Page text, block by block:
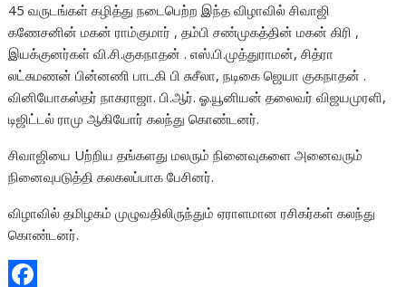
45 வருடங்கள் கழித்து நடைபெற்ற இந்த விழாவில் சிவாஜி
கணேசனின் மகன் ராம்குமார் , தம்பி சண்முகத்தின் மகன் கிரி ,
இயக்குனர்கள் வி.சி.குகநாதன் . எஸ்.பி.முத்துராமன், சித்ரா
லட்சுமணன் பின்னணி பாடகி பி சுசீலா, நடிகை ஜெயா குகநாதன் .
வினியோகஸ்தர் நாகராஜா. பி.ஆர். ஓ.யூனியன் தலைவர் விஜயமுரளி,
டிஜிட்டல் ராமு ஆகியோர் கலந்து கொண்டனர்.
சிவாஜியை Uற்றிய தங்களது மலரும் நினைவுகளை அனைவரும்
நினைவுபடுத்தி கலகலப்பாக பேசினர்.
விழாவில் தமிழகம் முழுவதிலிருந்தும் ஏராளமான ரசிகர்கள் கலந்து
கொண்டனர்.